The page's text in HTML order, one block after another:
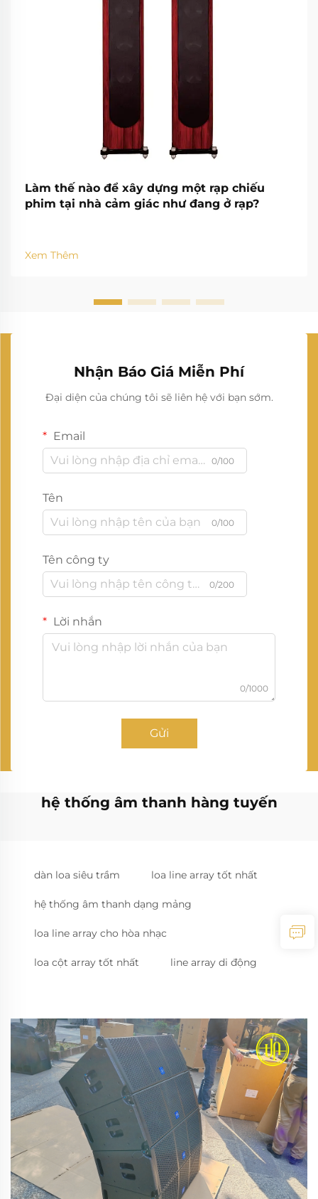
Làm thế nào để xây dựng một rạp chiếu
phim tại nhà cảm giác như đang ở rạp?
Xem Thêm
Nhận Báo Giá Miễn Phí
Đại diện của chúng tôi sẽ liên hệ với bạn sớm.
Email
0/100
Tên
0/100
Tên công ty
0/200
Lời nhắn
0/1000
Gửi
hệ thống âm thanh hàng tuyến
dàn loa siêu trầm loa line array tốt nhất
hệ thống âm thanh dạng mảng
loa line array cho hòa nhạc
loa cột array tốt nhất line array di động